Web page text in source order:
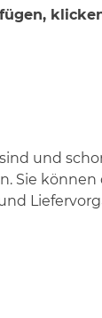
und
Sie